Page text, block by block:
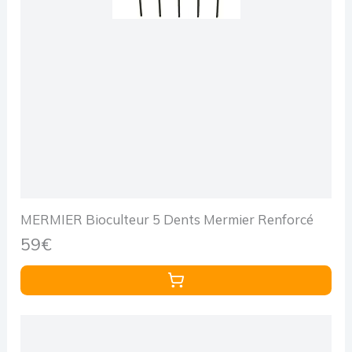
MERMIER Bioculteur 5 Dents Mermier Renforcé
59€